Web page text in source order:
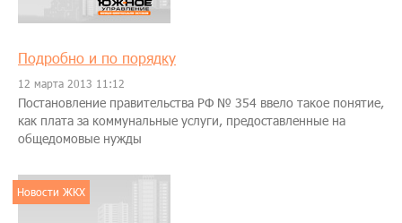
Подробно и по порядку
12 марта 2013 11:12
Постановление правительства РФ № 354 ввело такое понятие,
как плата за коммунальные услуги, предоставленные на
общедомовые нужды
Новости ЖКХ